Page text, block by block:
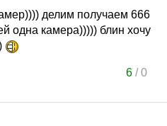
делим получаем 666
одна камера))))) блин хочу
6/0